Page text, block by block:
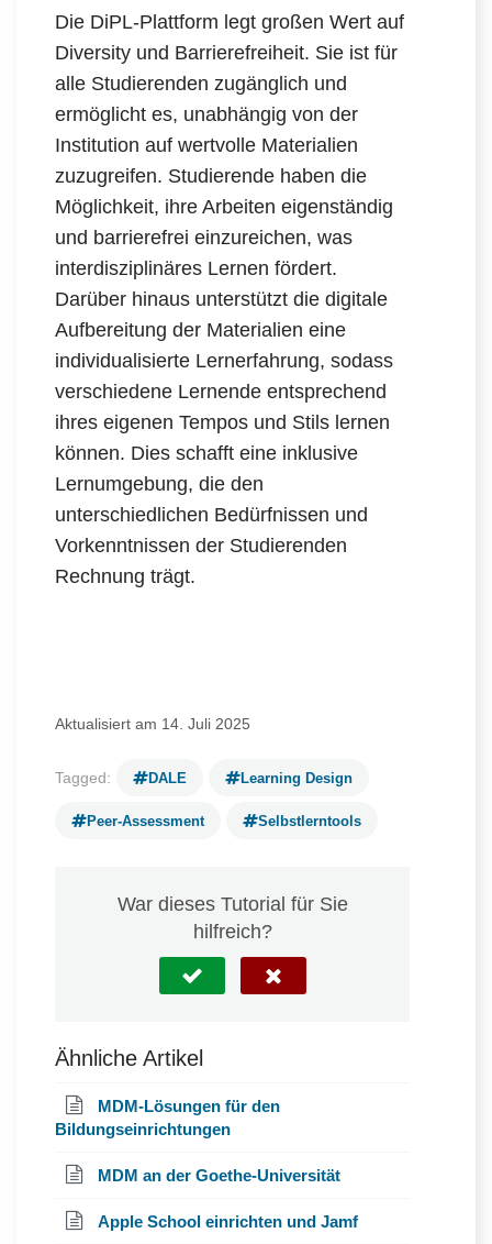
Die DiPL-Plattform legt großen Wert auf
Diversity und Barrierefreiheit. Sie ist für
alle Studierenden zugänglich und
ermöglicht es, unabhängig von der
Institution auf wertvolle Materialien
zuzugreifen. Studierende haben die
Möglichkeit, ihre Arbeiten eigenständig
und barrierefrei einzureichen, was
interdisziplinäres Lernen fördert.
Darüber hinaus unterstützt die digitale
Aufbereitung der Materialien eine
individualisierte Lernerfahrung, sodass
verschiedene Lernende entsprechend
ihres eigenen Tempos und Stils lernen
können. Dies schafft eine inklusive
Lernumgebung, die den
unterschiedlichen Bedürfnissen und
Vorkenntnissen der Studierenden
Rechnung trägt.
Aktualisiert am 14. Juli 2025
Tagged: DALE Learning Design
Peer-Assessment Selbstlerntools
War dieses Tutorial für Sie
hilfreich?
Ähnliche Artikel
MDM-Lösungen für den
Bildungseinrichtungen
MDM an der Goethe-Universität
Apple School einrichten und Jamf